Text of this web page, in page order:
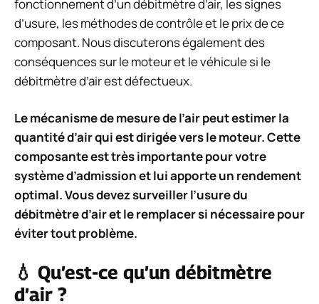
fonctionnement d’un débitmètre d’air, les signes
d’usure, les méthodes de contrôle et le prix de ce
composant. Nous discuterons également des
conséquences sur le moteur et le véhicule si le
débitmètre d’air est défectueux.
Le mécanisme de mesure de l’air peut estimer la
quantité d’air qui est dirigée vers le moteur. Cette
composante est très importante pour votre
système d’admission et lui apporte un rendement
optimal. Vous devez surveiller l’usure du
débitmètre d’air et le remplacer si nécessaire pour
éviter tout problème.
💧 Qu’est-ce qu’un débitmètre
d’air ?